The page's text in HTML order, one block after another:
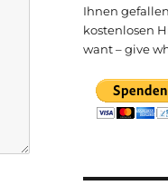
Ihnen
kostenlosen
want – give